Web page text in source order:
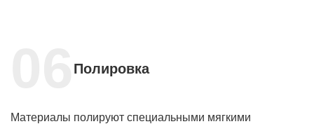
Полировка
Материалы полируют специальными мягкими